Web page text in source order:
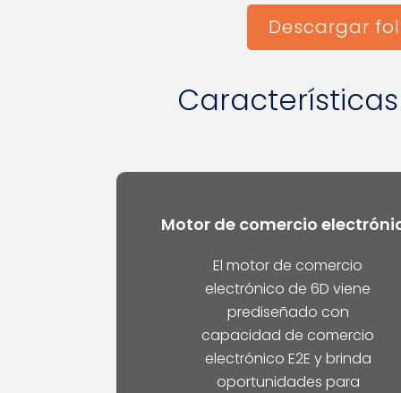
Descargar
Características
Motor de comercio
El motor de comercio
electrónico de 6D viene
prediseñado con
capacidad de comercio
electrónico E2E y brinda
oportunidades para